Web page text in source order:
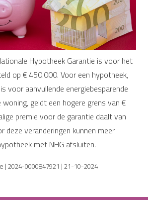
Hypotheek Garantie is voor het
op € 450.000. Voor een hypotheek,
voor aanvullende energiebesparende
geldt een hogere grens van €
premie voor de garantie daalt van
deze veranderingen kunnen meer
met NHG afsluiten.
| 2024-0000847921 | 21-10-2024